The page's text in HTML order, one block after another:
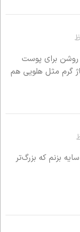
روشن برای پوست
گرم مثل هلویی هم
بزنم که بزرگ‌تر